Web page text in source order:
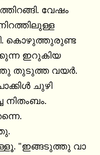
വേഷം
കൊഴുത്തുരുണ്ട
ഇറുകിയ
തുടുത്ത വയര്‍.
ചുഴി
നിതംബം.
"ഇങ്ങടുത്തു വാ